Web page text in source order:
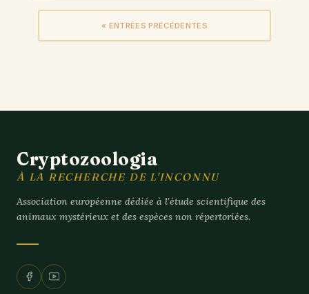
« ENTRÉES PRÉCÉDENTES
Cryptozoologia
À LA RECHERCHE DE L'INCONNU
Association européenne dédiée à l'étude scientifique des
animaux mystérieux et des espèces non répertoriées.